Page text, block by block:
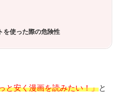
を使った際の危険性
と安く漫画を読みたい！」と